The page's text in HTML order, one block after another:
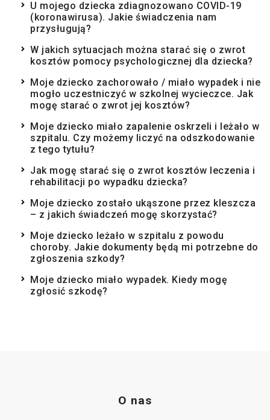
U mojego dziecka zdiagnozowano COVID-19
(koronawirusa). Jakie świadczenia nam
przysługują?
W jakich sytuacjach można starać się o zwrot
kosztów pomocy psychologicznej dla dziecka?
Moje dziecko zachorowało / miało wypadek i nie
mogło uczestniczyć w szkolnej wycieczce. Jak
mogę starać o zwrot jej kosztów?
Moje dziecko miało zapalenie oskrzeli i leżało w
szpitalu. Czy możemy liczyć na odszkodowanie
z tego tytułu?
Jak mogę starać się o zwrot kosztów leczenia i
rehabilitacji po wypadku dziecka?
Moje dziecko zostało ukąszone przez kleszcza
– z jakich świadczeń mogę skorzystać?
Moje dziecko leżało w szpitalu z powodu
choroby. Jakie dokumenty będą mi potrzebne do
zgłoszenia szkody?
Moje dziecko miało wypadek. Kiedy mogę
zgłosić szkodę?
O nas